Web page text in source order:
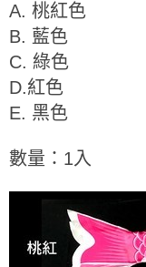
A. 桃紅色
B. 藍色
C. 綠色
D.紅色
E. 黑色
數量：1入